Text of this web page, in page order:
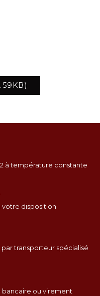
à température constante
votre disposition
transporteur spécialisé
bancaire ou virement